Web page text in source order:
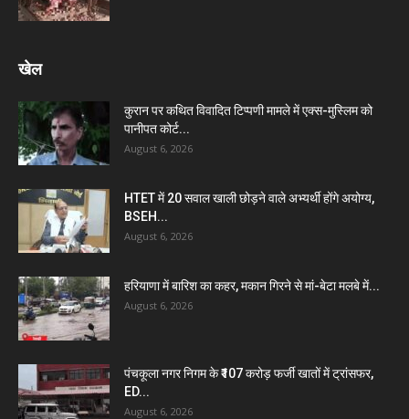
खेल
कुरान पर कथित विवादित टिप्पणी मामले में एक्स-मुस्लिम को
पानीपत कोर्ट...
August 6, 2026
HTET में 20 सवाल खाली छोड़ने वाले अभ्यर्थी होंगे अयोग्य,
BSEH...
August 6, 2026
हरियाणा में बारिश का कहर, मकान गिरने से मां-बेटा मलबे में...
August 6, 2026
पंचकूला नगर निगम के ₹107 करोड़ फर्जी खातों में ट्रांसफर,
ED...
August 6, 2026